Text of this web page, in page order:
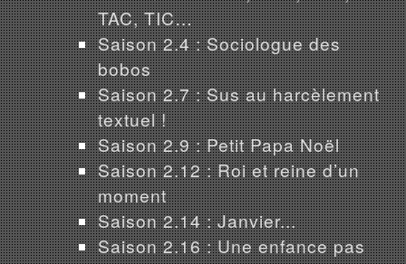
TAC, TIC…
Saison 2.4 : Sociologue des
bobos
Saison 2.7 : Sus au harcèlement
textuel !
Saison 2.9 : Petit Papa Noël
Saison 2.12 : Roi et reine d’un
moment
Saison 2.14 : Janvier...
Saison 2.16 : Une enfance pas